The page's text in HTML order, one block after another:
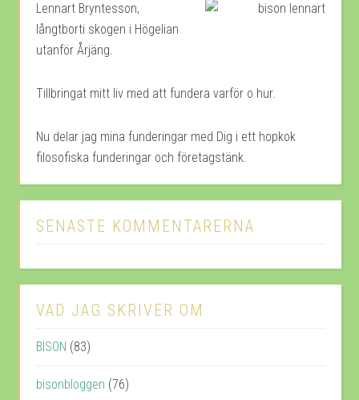
Lennart Bryntesson,
långtborti skogen i Högelian
utanför Årjäng.
Tillbringat mitt liv med att fundera varför o hur.
Nu delar jag mina funderingar med Dig i ett hopkok
filosofiska funderingar och företagstänk.
SENASTE KOMMENTARERNA
VAD JAG SKRIVER OM
BISON (83)
bisonbloggen (76)